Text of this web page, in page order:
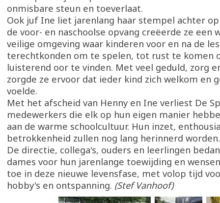
onmisbare steun en toeverlaat.
Ook juf Ine liet jarenlang haar stempel achter
de voor- en naschoolse opvang creëerde ze een
veilige omgeving waar kinderen voor en na de
terechtkonden om te spelen, tot rust te komen
luisterend oor te vinden. Met veel geduld, zorg
zorgde ze ervoor dat ieder kind zich welkom en
voelde.
Met het afscheid van Henny en Ine verliest De
medewerkers die elk op hun eigen manier
aan de warme schoolcultuur. Hun inzet,
betrokkenheid zullen nog lang herinnerd worden.
De directie, collega's, ouders en leerlingen
dames voor hun jarenlange toewijding en
toe in deze nieuwe levensfase, met volop tijd
hobby's en ontspanning. (Stef Vanhoof)